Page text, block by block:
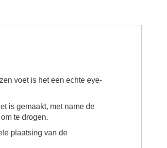
voet is het een echte eye-
is gemaakt, met name de
te drogen.
plaatsing van de